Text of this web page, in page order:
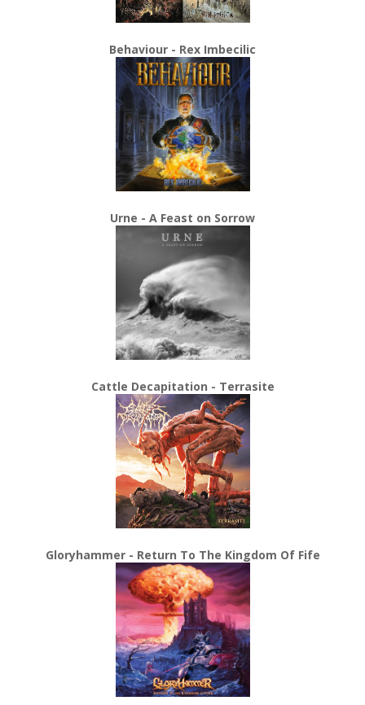
Behaviour - Rex Imbecilic
Urne - A Feast on Sorrow
Cattle Decapitation - Terrasite
Gloryhammer - Return To The Kingdom Of Fife